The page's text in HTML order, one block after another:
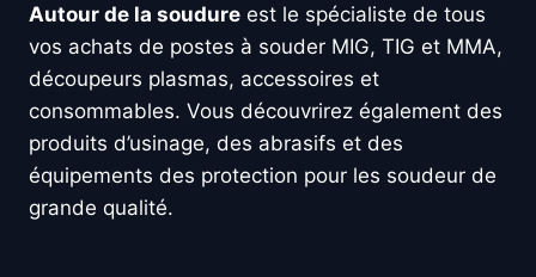
Autour de la soudure est le spécialiste de tous
vos achats de postes à souder MIG, TIG et MMA,
découpeurs plasmas, accessoires et
consommables. Vous découvrirez également des
produits d’usinage, des abrasifs et des
équipements des protection pour les soudeur de
grande qualité.